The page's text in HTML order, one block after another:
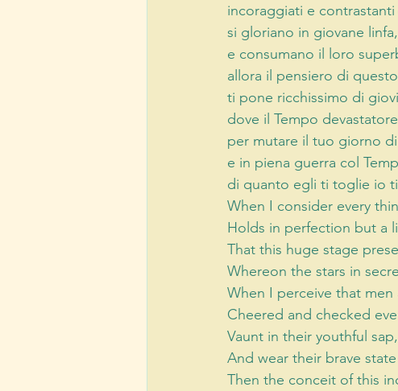
incoraggiati e
si gloriano in giovane
e consumano il loro
allora il pensiero di
ti pone ricchissimo di
dove il Tempo
per mutare il tuo giorno
e in piena guerra col
di quanto egli ti toglie io
When I consider every
Holds in perfection but a
That this huge stage
Whereon the stars in
When I perceive that men
Cheered and checked
Vaunt in their youthful
And wear their brave
Then the conceit of this